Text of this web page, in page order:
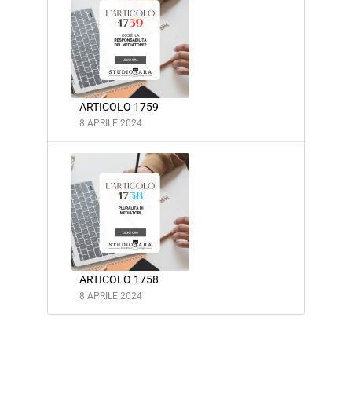
ARTICOLO 1759
8 APRILE 2024
ARTICOLO 1758
8 APRILE 2024